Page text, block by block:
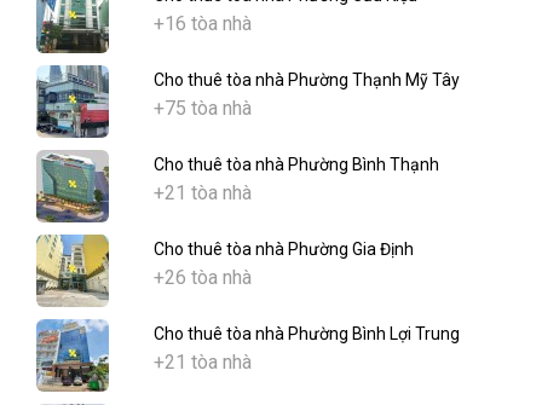
+16 tòa nhà
Cho thuê tòa nhà Phường Thạnh Mỹ Tây
+75 tòa nhà
Cho thuê tòa nhà Phường Bình Thạnh
+21 tòa nhà
Cho thuê tòa nhà Phường Gia Định
+26 tòa nhà
Cho thuê tòa nhà Phường Bình Lợi Trung
+21 tòa nhà